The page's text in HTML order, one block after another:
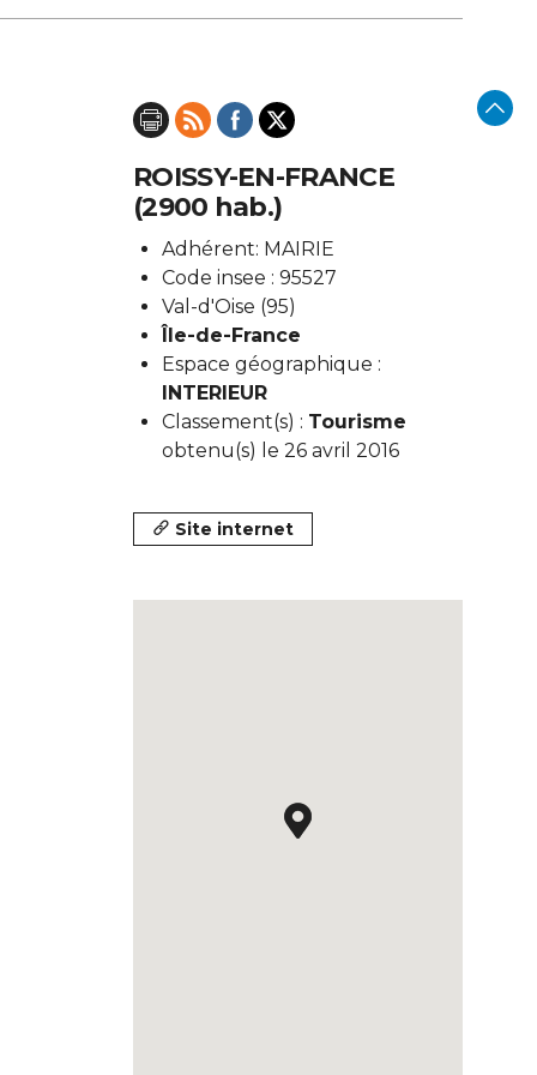
ROISSY-EN-FRANCE
(2900 hab.)
Adhérent: MAIRIE
Code insee : 95527
Val-d'Oise (95)
Île-de-France
Espace géographique :
INTERIEUR
Classement(s) : Tourisme
obtenu(s) le 26 avril 2016
Site internet